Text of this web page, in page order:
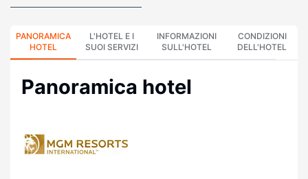
PANORAMICA
HOTEL
L'HOTEL E I
SUOI SERVIZI
INFORMAZIONI
SULL'HOTEL
CONDIZIONI
DELL'HOTEL
Panoramica hotel